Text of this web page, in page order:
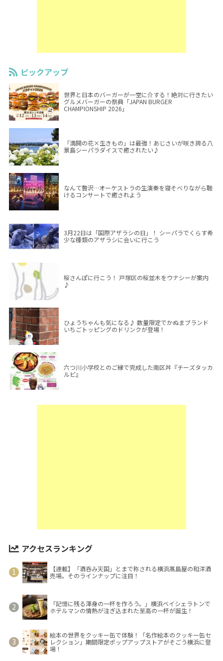
ピックアップ
世界と日本のバーガーが一堂に介する！絶対に行きたい
グルメバーガーの祭典「JAPAN BURGER
CHAMPIONSHIP 2026」
「満開の花×生きもの」は最強！あじさいが咲き誇る八
景島シーパラダイスで癒されたい♪
なんて贅沢…オーケストラの生演奏を寝そべりながら聴
けるコンサートで癒されよう
3月22日は「国際アザラシの日」！ シーパラでくらす希
少な種類のアザラシに会いに行こう
桜さんぽに行こう！ 戸塚区の桜並木をウナシーが案内
♪
ひょうちゃんも気になる♪ 数量限定でかぬまブランド
いちごトッピングのドリンクが登場！
六つ川小学校とのご縁で完成した南区丼『チーズタッカ
ルビ』
アクセスランキング
【連載】「酒呑み天国」とまで称される横浜髙島屋の和洋酒
売場。そのラインナップに注目！
「記憶に残る渾身の一杯を作ろう。」横浜ベイシェラトンで
ホテルマンの情熱が注ぎ込まれた至高の一杯が誕生！
絵本の世界をクッキー缶で体験！「名作絵本のクッキー缶セ
レクション」期間限定ポップアップストアがそごう横浜に登
場！